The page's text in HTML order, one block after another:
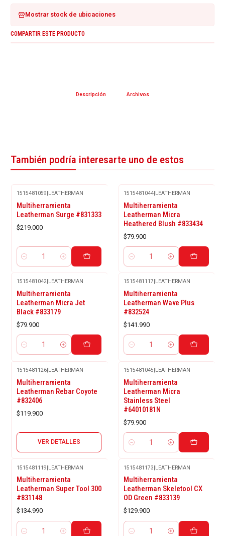
Mostrar stock de ubicaciones
COMPARTIR ESTE PRODUCTO
Descripción Archivos
También podría interesarte uno de estos
1515481059|LEATHERMAN
Multiherramienta
Leatherman Surge #831333
$219.000
Cantidad
1515481044|LEATHERMAN
Multiherramienta
Leatherman Micra
Heathered Blush #833434
$79.900
Cantidad
1515481042| LEATHERMAN
Multiherramienta
Leatherman Micra Jet
Black #833179
$79.900
Cantidad
1515481117 LEATHERMAN
Multiherramienta
Leatherman Wave Plus
#832524
$141.990
Cantidad
1515481126|LEATHERMAN
Multiherramienta
Leatherman Rebar Coyote
#832406
$119.900
VER DETALLES
1515481045|LEATHERMAN
Multiherramienta
Leatherman Micra
Stainless Steel
#64010181N
$79.900
Cantidad
1515481119|LEATHERMAN
Multiherramienta
Leatherman Super Tool 300
#831148
$134.990
1515481173|LEATHERMAN
Multiherramienta
Leatherman Skeletool CX
OD Green #833139
$129.900